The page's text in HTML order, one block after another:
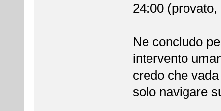
24:00
Ne concludo
intervento
credo che
solo navigare